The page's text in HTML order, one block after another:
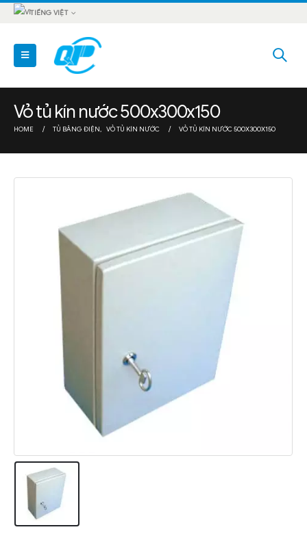
TIẾNG VIỆT
Vỏ tủ kín nước 500x300x150
HOME TỦ BẢNG ĐIỆN, VỎ TỦ KÍN NƯỚC VỎ TỦ KÍN NƯỚC 500X300X150